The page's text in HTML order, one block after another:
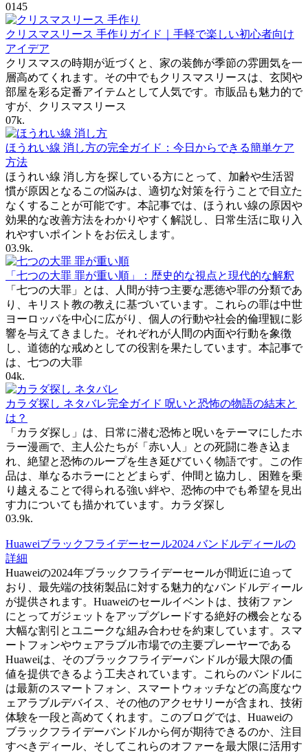
0145
クリスマスリース 手作りガイド｜手軽で楽しい初心者向け
アイデア
クリスマスの時期が近づくと、家の装飾が季節の雰囲気を一
層高めてくれます。その中でもクリスマスリースは、玄関や
部屋を彩る定番アイテムとして人気です。市販品も魅力的で
すが、クリスマスリース
07k.
ほうれい線 消し方の完全ガイド：今日からできる簡単ケア
方法
ほうれい線 消し方を探している方にとって、加齢や生活習
慣が原因となるこの悩みは、適切な対策を行うことで目立た
なくすることが可能です。本記事では、ほうれい線の原因や
効果的な改善方法をわかりやすく解説し、日常生活に取り入
れやすいポイントをお伝えします。
03.9k.
「七つの大罪 罪が重い順」：歴史的な視点と現代的な解釈
「七つの大罪」とは、人間が持つ主要な悪徳や罪の分類であ
り、キリスト教の教えに基づいています。これらの罪は中世
ヨーロッパを中心に広がり、個人の行動や社会的倫理観に影
響を与えてきました。それぞれが人間の内面や行動を象徴
し、道徳的な戒めとしての役割を果たしています。本記事で
は、七つの大罪
04k.
カラダ探し ネタバレ完全ガイド 呪いと恐怖の物語の結末と
は？
「カラダ探し」は、日常に潜む恐怖と呪いをテーマにしたホ
ラー漫画で、主人公たちが「赤い人」との死闘に巻き込ま
れ、絶望と恐怖のループを生き延びていく物語です。この作
品は、単なるホラーにとどまらず、仲間と協力し、困難を乗
り越えることで得られる強い絆や、恐怖の中でも希望を見出
す力についても描かれています。カラダ探し
03.9k.
Huaweiブラックフライデーセール2024 バンドルディールの
詳細
Huaweiの2024年ブラックフライデーセールが間近に迫って
おり、最先端の技術製品に対する魅力的なバンドルディール
が提供されます。Huaweiのセールイベントは、技術ファン
にとってガジェットをアップグレードする絶好の機会となる
大幅な割引とユニークな組み合わせを約束しています。スマ
ートフォンやウェアラブル市場での主要プレーヤーである
Huaweiは、そのブラックフライデーバンドルが最大限の価
値を提供できるよう工夫されています。これらのバンドルに
は最新のスマートフォン、スマートウォッチなどの高度なウ
ェアラブルデバイス、その他のアクセサリーが含まれ、技術
体験を一段と高めてくれます。このブログでは、Huaweiの
ブラックフライデーバンドルから何が期待できるのか、注目
すべきディール、そしてこれらのオファーを最大限に活用す